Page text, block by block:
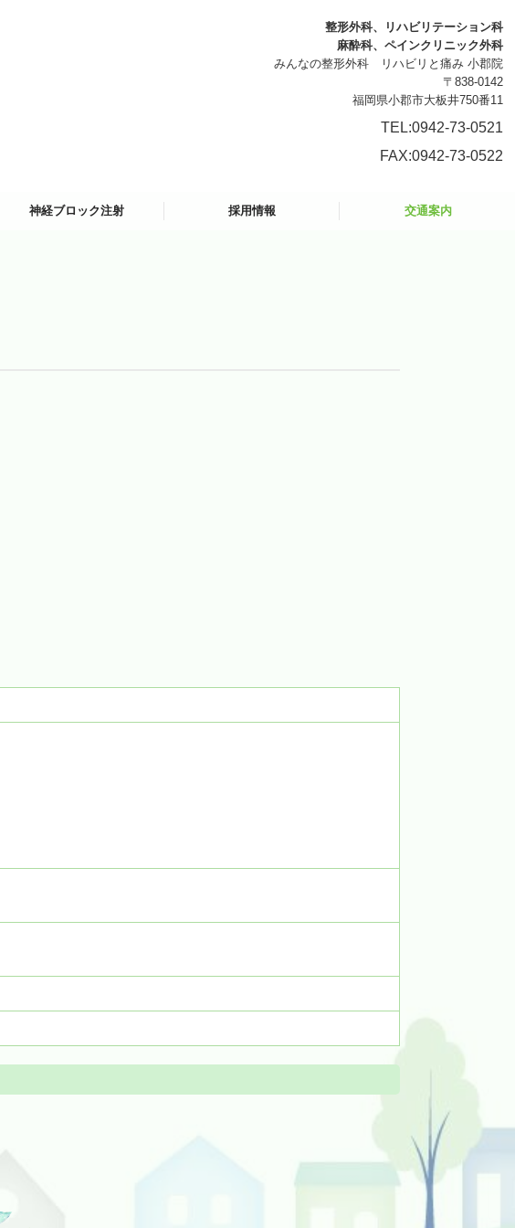
整形外科、リハビリテーション科
麻酔科、ペインクリニック外科
みんなの整形外科 リハビリと痛み 小郡院
〒838-0142
福岡県小郡市大板井750番11
TEL:0942-73-0521
FAX:0942-73-0522
神経ブロック注射 採用情報 交通案内